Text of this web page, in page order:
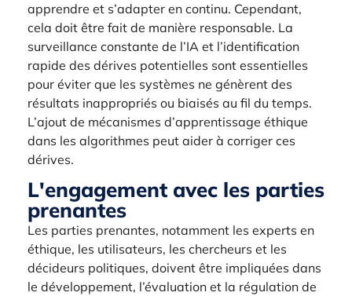
apprendre et s’adapter en continu. Cependant,
cela doit être fait de manière responsable. La
surveillance constante de l’IA et l’identification
rapide des dérives potentielles sont essentielles
pour éviter que les systèmes ne génèrent des
résultats inappropriés ou biaisés au fil du temps.
L’ajout de mécanismes d’apprentissage éthique
dans les algorithmes peut aider à corriger ces
dérives.
L'engagement avec les parties
prenantes
Les parties prenantes, notamment les experts en
éthique, les utilisateurs, les chercheurs et les
décideurs politiques, doivent être impliquées dans
le développement, l’évaluation et la régulation de